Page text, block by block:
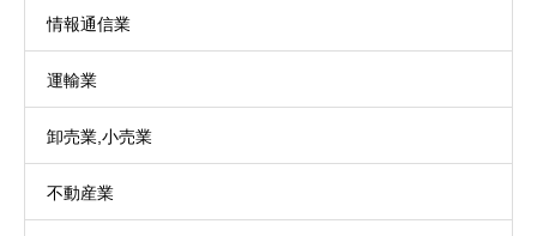
情報通信業
運輸業
卸売業,小売業
不動産業